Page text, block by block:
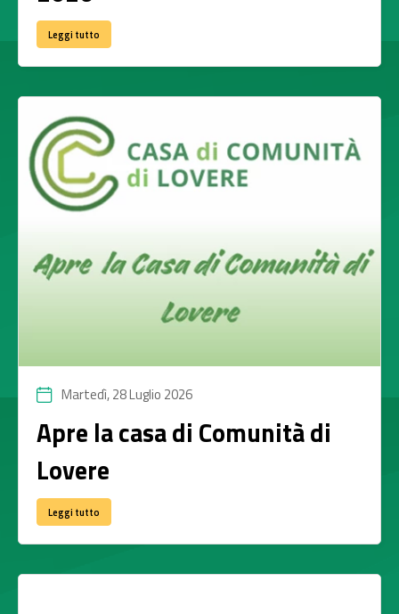
Leggi tutto
Martedì, 28 Luglio 2026
Apre la casa di Comunità di
Lovere
Leggi tutto